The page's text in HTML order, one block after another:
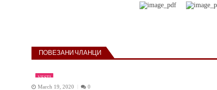
ПОВЕЗАНИ ЧЛАНЦИ
VESTI
March 19, 2020 0